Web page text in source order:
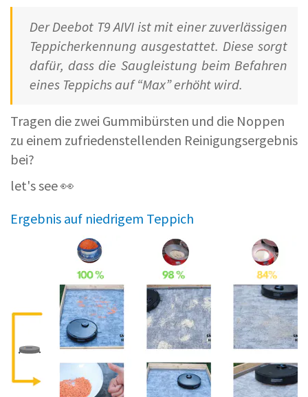
Der Deebot T9 AIVI ist mit einer zuverlässigen
Teppicherkennung ausgestattet. Diese sorgt
dafür, dass die Saugleistung beim Befahren
eines Teppichs auf “Max” erhöht wird.
Tragen die zwei Gummibürsten und die Noppen
zu einem zufriedenstellenden Reinigungsergebnis
bei?
let's see 👀
Ergebnis auf niedrigem Teppich